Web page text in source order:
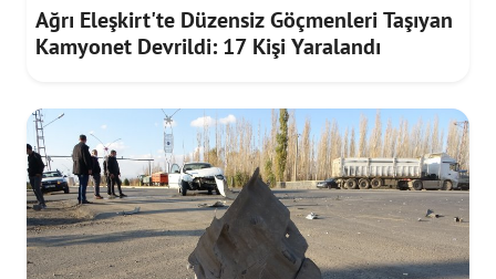
Ağrı Eleşkirt'te Düzensiz Göçmenleri Taşıyan
Kamyonet Devrildi: 17 Kişi Yaralandı